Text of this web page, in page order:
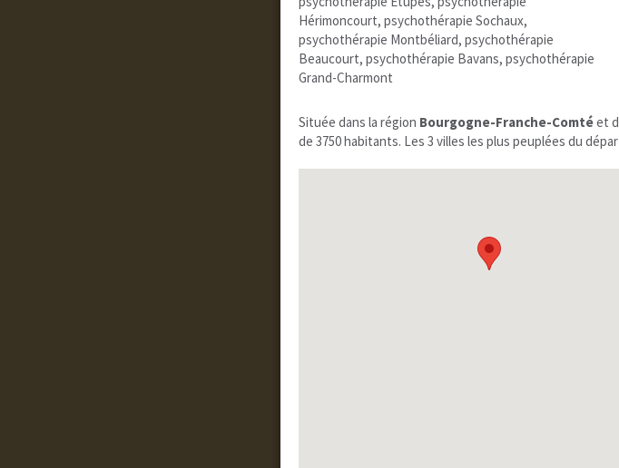
Hérimoncourt,psychothérapie Sochaux,
psychothérapie Montbéliard,psychothérapie
Beaucourt,psychothérapie Bavans,psychothérapie
Grand-Charmont
Située dans la région Bourgogne-Franche-Comtéet
de 3750 habitants. Les 3 villes les plus peuplées du